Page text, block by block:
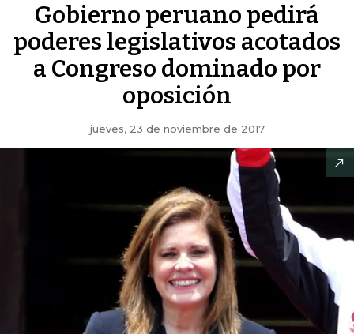
Gobierno peruano pedirá
poderes legislativos acotados
a Congreso dominado por
oposición
jueves, 23 de noviembre de 2017